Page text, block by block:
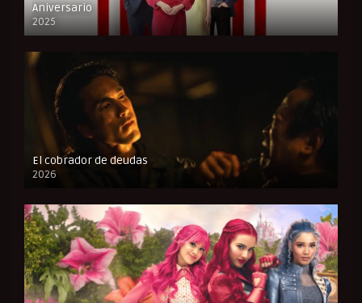
Aniversario
2025
FULL HD
El cobrador de deudas
2026
FULL HD